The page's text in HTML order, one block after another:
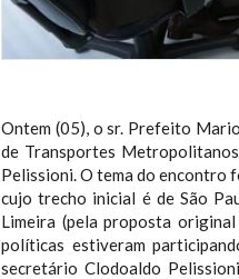
Ontem (05), o sr. Prefeito
de Transportes
Pelissioni. O tema do encontro
cujo trecho inicial é de São
Limeira (pela proposta
políticas estiveram
secretário Clodoaldo